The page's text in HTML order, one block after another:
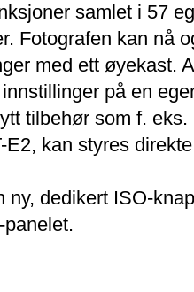
samlet i 57
Fotografen kan nå
med ett øyekast.
på en
tilbehør som f.
E2, kan styres
ny, dedikert ISO-